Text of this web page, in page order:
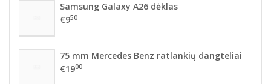
Samsung Galaxy A26 dėklas
€950
75 mm Mercedes Benz ratlankių dangteliai
€1900